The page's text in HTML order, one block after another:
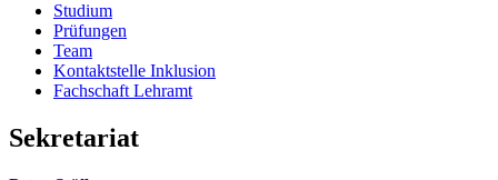
Studium
Prüfungen
Team
Kontaktstelle Inklusion
Fachschaft Lehramt
Sekretariat